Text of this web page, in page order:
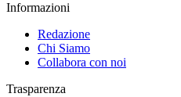
Informazioni
Redazione
Chi Siamo
Collabora con noi
Trasparenza